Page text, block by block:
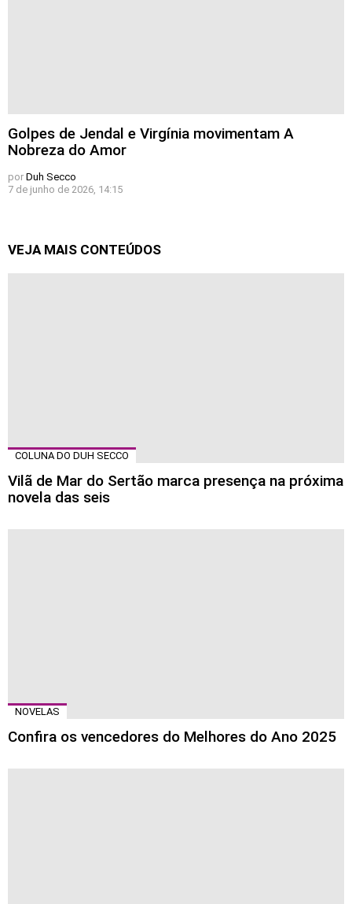
Golpes de Jendal e Virgínia movimentam A
Nobreza do Amor
por Duh Secco
7 de junho de 2026, 14:15
VEJA MAIS CONTEÚDOS
COLUNA DO DUH SECCO
Vilã de Mar do Sertão marca presença na próxima
novela das seis
NOVELAS
Confira os vencedores do Melhores do Ano 2025